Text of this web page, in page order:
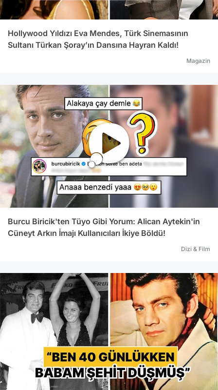
Hollywood Yıldızı Eva Mendes, Türk Sinemasının
Sultanı Türkan Şoray’ın Dansına Hayran Kaldı!
Magazin
Burcu Biricik'ten Tüyo Gibi Yorum: Alican Aytekin'in
Cüneyt Arkın İmajı Kullanıcıları İkiye Böldü!
Dizi & Film